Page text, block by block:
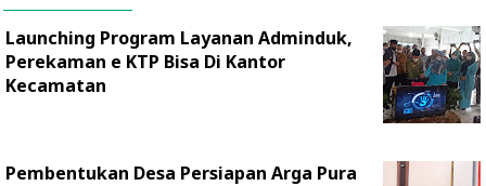
Launching Program Layanan Adminduk,
Perekaman e KTP Bisa Di Kantor
Kecamatan
Pembentukan Desa Persiapan Arga Pura